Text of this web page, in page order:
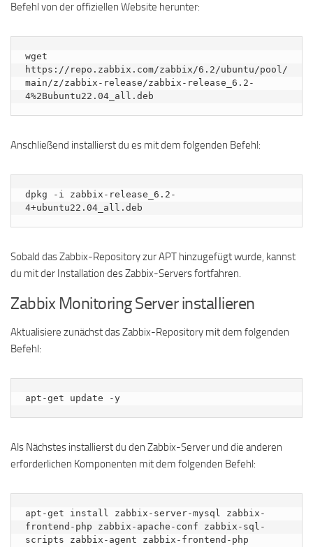
Befehl von der offiziellen Website herunter:
wget
https://repo.zabbix.com/zabbix/6.2/ubuntu/pool/
main/z/zabbix-release/zabbix-release_6.2-
4%2Bubuntu22.04_all.deb
Anschließend installierst du es mit dem folgenden Befehl:
dpkg -i zabbix-release_6.2-
4+ubuntu22.04_all.deb
Sobald das Zabbix-Repository zur APT hinzugefügt wurde, kannst
du mit der Installation des Zabbix-Servers fortfahren.
Zabbix Monitoring Server installieren
Aktualisiere zunächst das Zabbix-Repository mit dem folgenden
Befehl:
apt-get update -y
Als Nächstes installierst du den Zabbix-Server und die anderen
erforderlichen Komponenten mit dem folgenden Befehl:
apt-get install zabbix-server-mysql zabbix-
frontend-php zabbix-apache-conf zabbix-sql-
scripts zabbix-agent zabbix-frontend-php